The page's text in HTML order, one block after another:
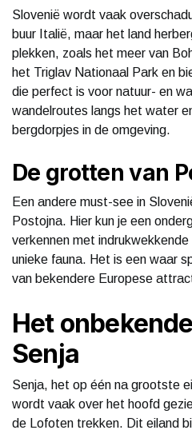
Slovenië wordt vaak
buur Italië, maar het land
plekken, zoals het meer van
het Triglav Nationaal Park en
die perfect is voor natuur- en
wandelroutes langs het water
bergdorpjes in de omgeving.
De grotten van
Een andere must-see in
Postojna. Hier kun je een
verkennen met
unieke fauna. Het is een waar
van bekendere Europese
Het
Senja
Senja, het op één na grootste
wordt vaak over het hoofd
de Lofoten trekken. Dit eiland